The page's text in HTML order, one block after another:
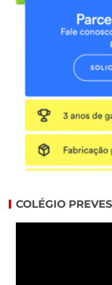
COLÉGIO